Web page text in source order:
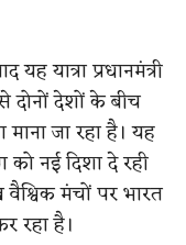
यात्रा प्रधानमंत्री
दोनों देशों के बीच
जा रहा है। यह
नई दिशा दे रही
मंचों पर भारत
रहा है।